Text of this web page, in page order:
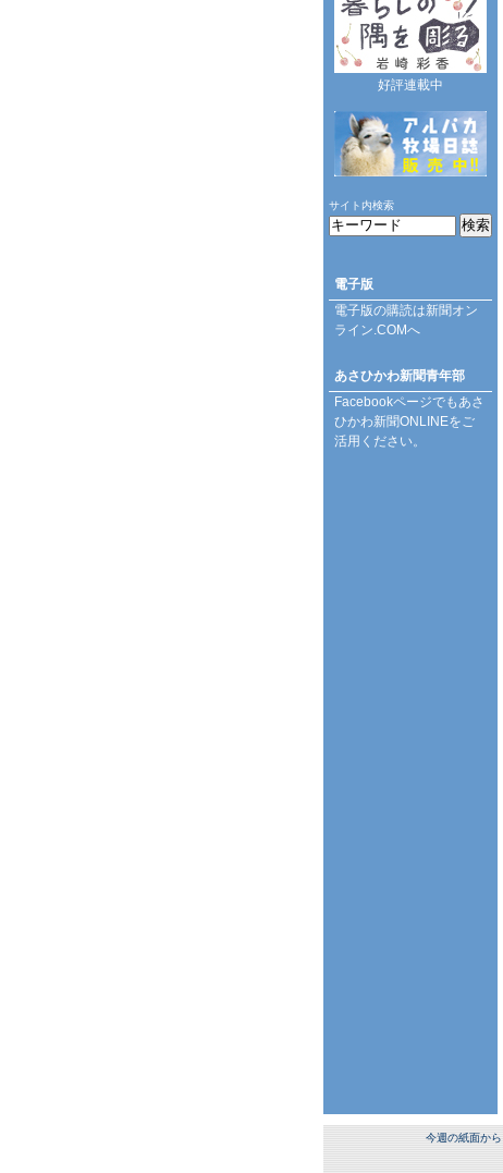
好評連載中
サイト内検索
電子版
電子版の購読は新聞オン
ライン.COMへ
あさひかわ新聞青年部
Facebookページでもあさ
ひかわ新聞ONLINEをご
活用ください。
今週の紙面から